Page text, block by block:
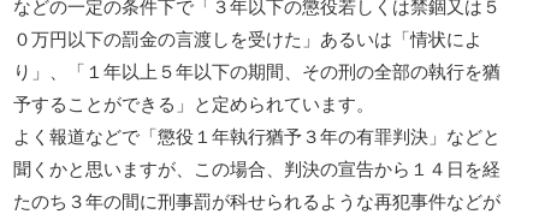
０万円以下の罰金の言渡しを受けた」あるいは「情状によ
り」、「１年以上５年以下の期間、その刑の全部の執行を猶
予することができる」と定められています。
よく報道などで「懲役１年執行猶予３年の有罪判決」などと
聞くかと思いますが、この場合、判決の宣告から１４日を経
たのち３年の間に刑事罰が科せられるような再犯事件などが